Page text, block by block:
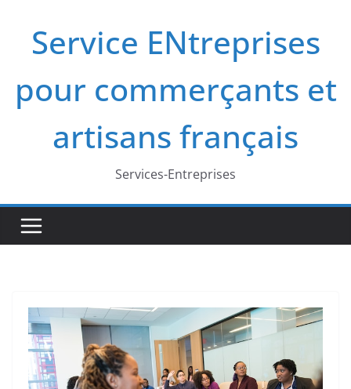
contenuService ENtreprises
pour commerçants et
artisans français
Services-Entreprises